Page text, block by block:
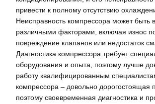
привести к полному отсутствию
Неисправность компрессора может быть
различными факторами, включая износ
повреждение клапанов или недостаток
Диагностика компрессора требует
оборудования и опыта, поэтому лучше
работу квалифицированным
компрессора – довольно дорогостоящая
поэтому своевременная диагностика и